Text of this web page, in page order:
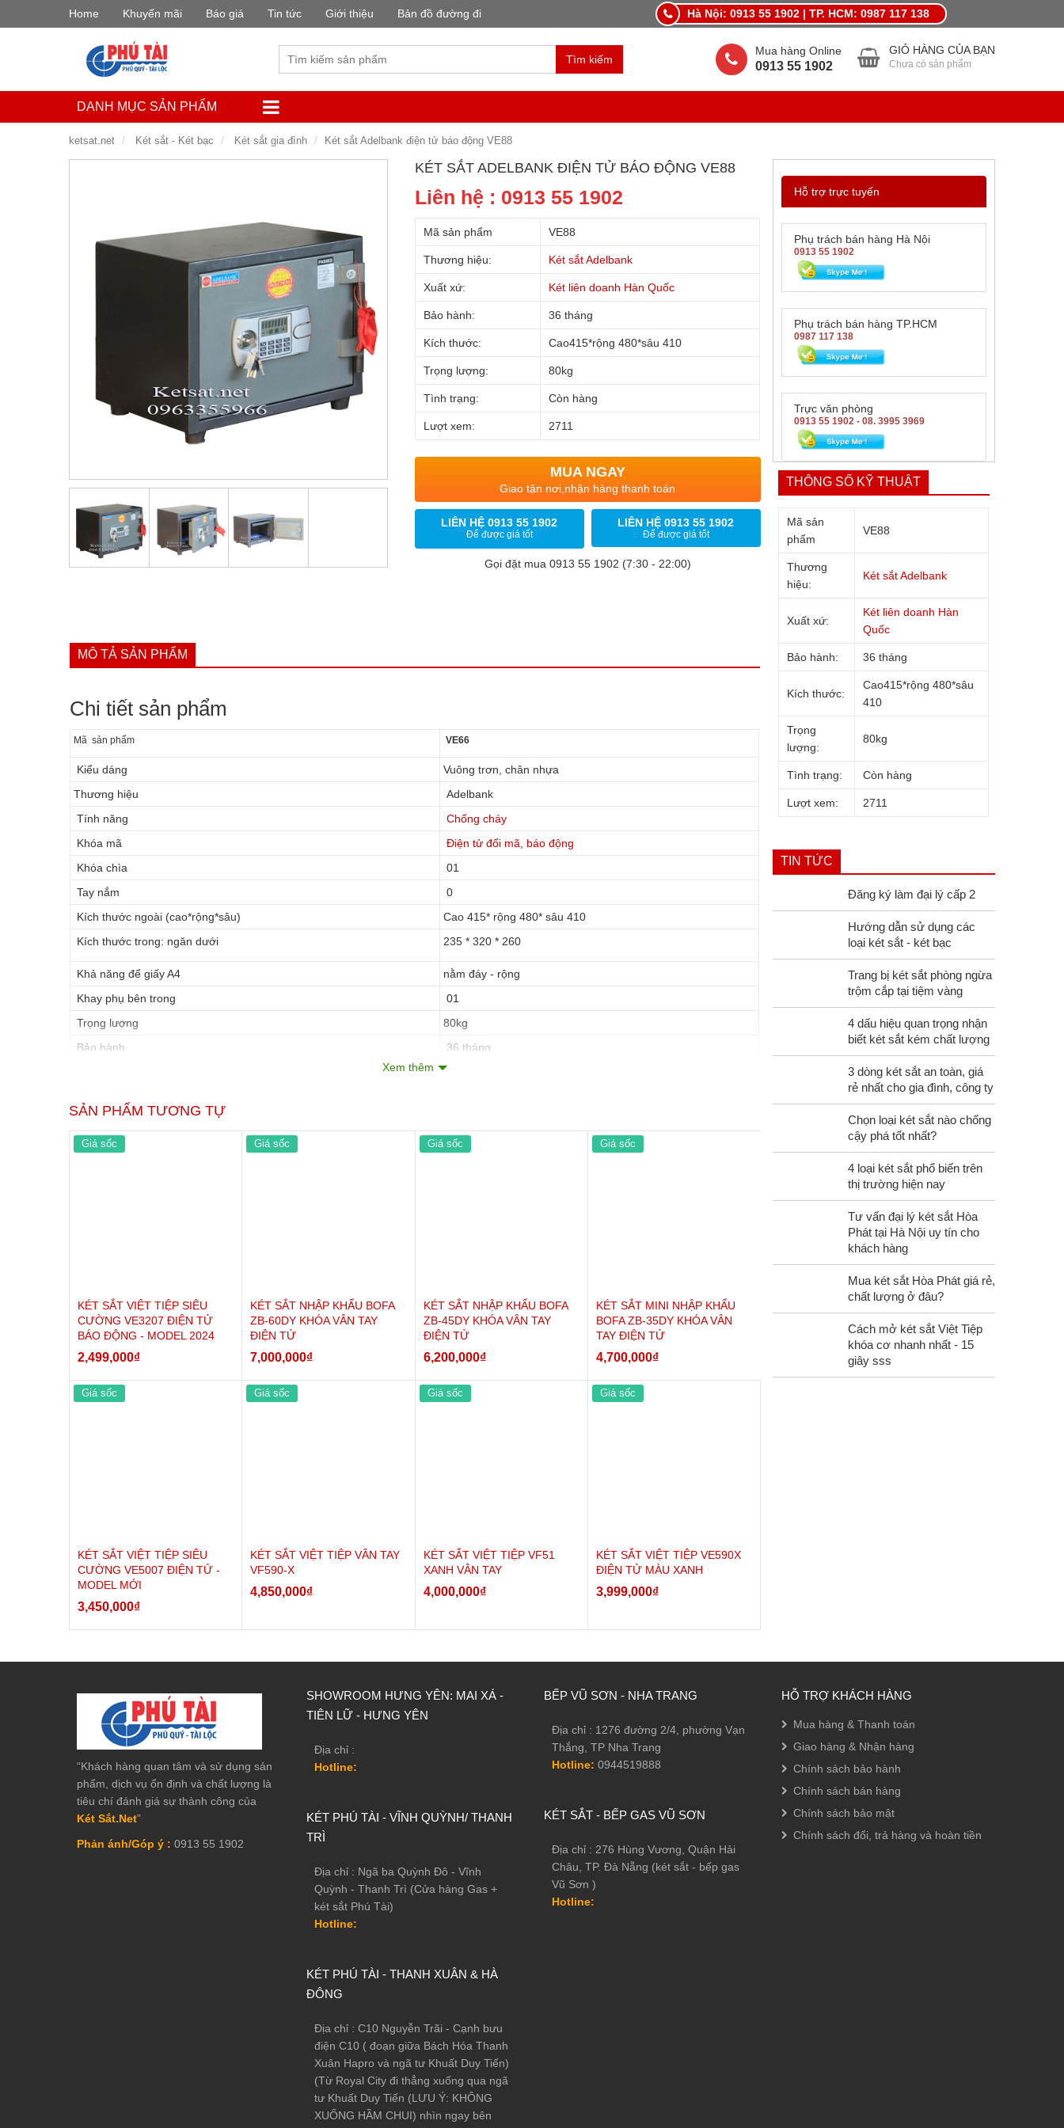
Home Khuyến mãi Báo giá Tin tức Giới thiệu Bản đồ đường đi
Hà Nội: 0913 55 1902 | TP. HCM: 0987 117 138
Tìm kiếm
GIỎ HÀNG CỦA BẠN
Chưa có sản phẩm
Mua hàng Online
0913 55 1902
DANH MỤC SẢN PHẨM
ketsat.net Két sắt - Két bạc Két sắt gia đình Két sắt Adelbank điện tử báo động VE88
KÉT SẮT ADELBANK ĐIỆN TỬ BÁO ĐỘNG VE88
Liên hệ : 0913 55 1902
Mã sản phẩm VE88
Thương hiệu: Két sắt Adelbank
Xuất xứ: Két liên doanh Hàn Quốc
Bảo hành: 36 tháng
Kích thước: Cao415*rộng 480*sâu 410
Trọng lượng: 80kg
Tình trạng: Còn hàng
Lượt xem: 2711
MUA NGAY
Giao tận nơi,nhận hàng thanh toán
LIÊN HỆ 0913 55 1902
Để được giá tốt
LIÊN HỆ 0913 55 1902
Để được giá tốt
Gọi đặt mua 0913 55 1902 (7:30 - 22:00)
MÔ TẢ SẢN PHẨM
Chi tiết sản phẩm
Mã sản phẩm VE66
Kiểu dáng
Vuông trơn, chân nhựa
Thương hiệu
Adelbank
Tính năng
Chống cháy
Khóa mã
Điện tử đổi mã, báo động
Khóa chìa
01
Tay nắm
0
Kích thước ngoài (cao*rộng*sâu)
Cao 415* rộng 480* sâu 410
Kích thước trong: ngăn dưới
235 * 320 * 260
Khả năng để giấy A4
nằm đáy - rộng
Khay phụ bên trong
01
Trọng lượng
80kg
Bảo hành
36 tháng
Xem thêm
SẢN PHẨM TƯƠNG TỰ
Giá sốc
KÉT SẮT VIỆT TIỆP SIÊU
CƯỜNG VE3207 ĐIỆN TỬ
BÁO ĐỘNG - MODEL 2024
2,499,000₫
Giá sốc
KÉT SẮT NHẬP KHẨU BOFA
ZB-60DY KHÓA VÂN TAY
ĐIỆN TỬ
7,000,000₫
Giá sốc
KÉT SẮT NHẬP KHẨU BOFA
ZB-45DY KHÓA VÂN TAY
ĐIỆN TỬ
6,200,000₫
Giá sốc
KÉT SẮT MINI NHẬP KHẨU
BOFA ZB-35DY KHÓA VÂN
TAY ĐIỆN TỬ
4,700,000₫
Giá sốc
KÉT SẮT VIỆT TIỆP SIÊU
CƯỜNG VE5007 ĐIỆN TỬ -
MODEL MỚI
3,450,000₫
Giá sốc
KÉT SẮT VIỆT TIỆP VÂN TAY
VF590-X
4,850,000₫
Giá sốc
KÉT SẮT VIỆT TIỆP VF51
XANH VÂN TAY
4,000,000₫
Giá sốc
KÉT SẮT VIỆT TIỆP VE590X
ĐIỆN TỬ MÀU XANH
3,999,000₫
Hỗ trợ trực tuyến
Phụ trách bán hàng Hà Nội
0913 55 1902
Phụ trách bán hàng TP.HCM
0987 117 138
Trực văn phòng
0913 55 1902 - 08. 3995 3969
THÔNG SỐ KỸ THUẬT
Mã sản
phẩm
VE88
Thương
hiệu:
Két sắt Adelbank
Xuất xứ:
Két liên doanh Hàn
Quốc
Bảo hành: 36 tháng
Kích thước:
Cao415*rộng 480*sâu
410
Trọng
lượng:
80kg
Tình trạng: Còn hàng
Lượt xem: 2711
TIN TỨC
Đăng ký làm đại lý cấp 2
Hướng dẫn sử dụng các
loại két sắt - két bạc
Trang bị két sắt phòng ngừa
trộm cắp tại tiệm vàng
4 dấu hiệu quan trọng nhận
biết két sắt kém chất lượng
3 dòng két sắt an toàn, giá
rẻ nhất cho gia đình, công ty
Chọn loại két sắt nào chống
cậy phá tốt nhất?
4 loại két sắt phổ biến trên
thị trường hiện nay
Tư vấn đại lý két sắt Hòa
Phát tại Hà Nội uy tín cho
khách hàng
Mua két sắt Hòa Phát giá rẻ,
chất lượng ở đâu?
Cách mở két sắt Việt Tiệp
khóa cơ nhanh nhất - 15
giây sss
“Khách hàng quan tâm và sử dụng sản
phẩm, dịch vụ ổn định và chất lượng là
tiêu chí đánh giá sự thành công của
Két Sắt.Net”
Phản ánh/Góp ý : 0913 55 1902
SHOWROOM HƯNG YÊN: MAI XÁ -
TIÊN LỮ - HƯNG YÊN
Địa chỉ :
Hotline:
KÉT PHÚ TÀI - VĨNH QUỲNH/ THANH
TRÌ
Địa chỉ : Ngã ba Quỳnh Đô - Vĩnh
Quỳnh - Thanh Trì (Cửa hàng Gas +
két sắt Phú Tài)
Hotline:
KÉT PHÚ TÀI - THANH XUÂN & HÀ
ĐÔNG
Địa chỉ : C10 Nguyễn Trãi - Cạnh bưu
điện C10 ( đoạn giữa Bách Hóa Thanh
Xuân Hapro và ngã tư Khuất Duy Tiến)
(Từ Royal City đi thẳng xuống qua ngã
tư Khuất Duy Tiến (LƯU Ý: KHÔNG
XUỐNG HẦM CHUI) nhìn ngay bên
BẾP VŨ SƠN - NHA TRANG
Địa chỉ : 1276 đường 2/4, phường Vạn
Thắng, TP Nha Trang
Hotline: 0944519888
KÉT SẮT - BẾP GAS VŨ SƠN
Địa chỉ : 276 Hùng Vương, Quận Hải
Châu, TP. Đà Nẵng (két sắt - bếp gas
Vũ Sơn )
Hotline:
HỖ TRỢ KHÁCH HÀNG
Mua hàng & Thanh toán
Giao hàng & Nhận hàng
Chính sách bảo hành
Chính sách bán hàng
Chính sách bảo mật
Chính sách đổi, trả hàng và hoàn tiền